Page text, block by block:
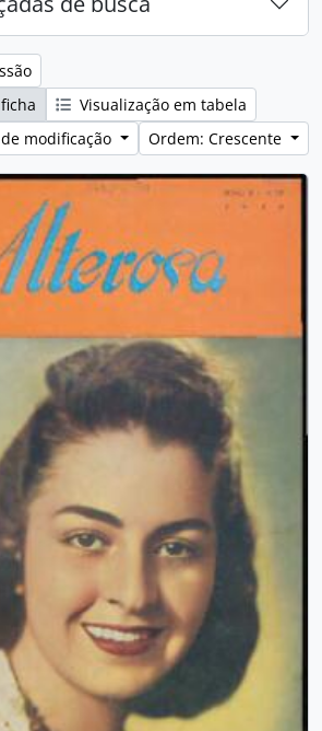
Visualização em tabela
modificação
Ordem: Crescente